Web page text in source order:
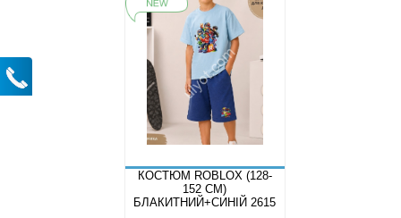
КОСТЮМ ROBLOX (128-
152 СМ)
БЛАКИТНИЙ+СИНІЙ 2615